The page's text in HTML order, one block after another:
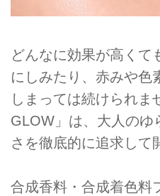
どんなに効果が高くて
にしみたり、赤みや色
しまっては続けられま
GLOW」は、大人のゆ
さを徹底的に追求して
合成香料・合成着色料